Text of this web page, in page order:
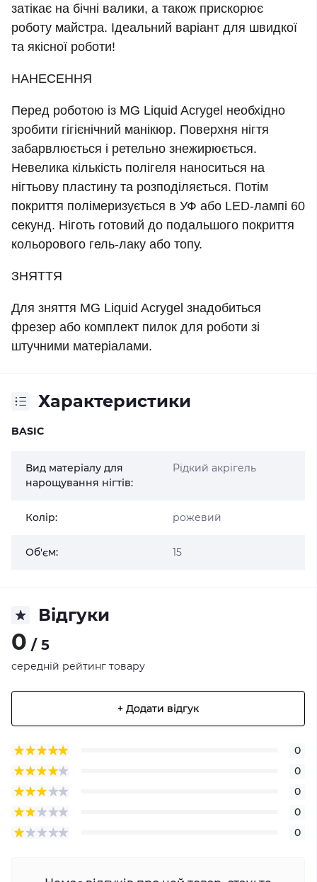
затікає на бічні валики, а також прискорює
роботу майстра. Ідеальний варіант для швидкої
та якісної роботи!
НАНЕСЕННЯ
Перед роботою із MG Liquid Acrygel необхідно
зробити гігієнічний манікюр. Поверхня нігтя
забарвлюється і ретельно знежирюється.
Невелика кількість полігеля наноситься на
нігтьову пластину та розподіляється. Потім
покриття полімеризується в УФ або LED-лампі 60
секунд. Ніготь готовий до подальшого покриття
кольорового гель-лаку або топу.
ЗНЯТТЯ
Для зняття MG Liquid Acrygel знадобиться
фрезер або комплект пилок для роботи зі
штучними матеріалами.
Характеристики
BASIC
Вид матеріалу для
нарощування нігтів:
Рідкий акрігель
Колір: рожевий
Об'єм: 15
Відгуки
0 / 5
середній рейтинг товару
+ Додати відгук
0
0
0
0
0